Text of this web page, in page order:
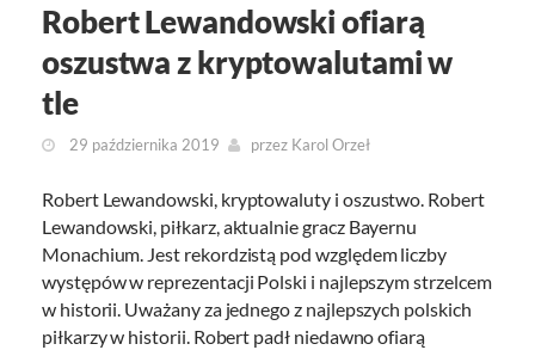
Robert Lewandowski ofiarą
oszustwa z kryptowalutami w
tle
29 października 2019 przez Karol Orzeł
Robert Lewandowski, kryptowaluty i oszustwo. Robert
Lewandowski, piłkarz, aktualnie gracz Bayernu
Monachium. Jest rekordzistą pod względem liczby
występów w reprezentacji Polski i najlepszym strzelcem
w historii. Uważany za jednego z najlepszych polskich
piłkarzy w historii. Robert padł niedawno ofiarą